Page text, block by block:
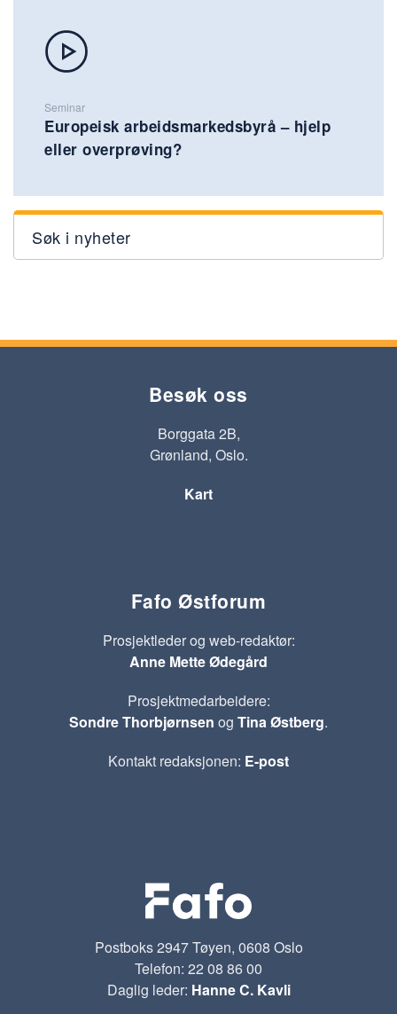
Seminar
Europeisk arbeidsmarkedsbyrå – hjelp
eller overprøving?
Søk i nyheter
Besøk oss
Borggata 2B,
Grønland, Oslo.
Kart
Fafo Østforum
Prosjektleder og web-redaktør:
Anne Mette Ødegård
Prosjektmedarbeidere:
Sondre Thorbjørnsen og Tina Østberg.
Kontakt redaksjonen: E-post
Postboks 2947 Tøyen, 0608 Oslo
Telefon: 22 08 86 00
Daglig leder: Hanne C. Kavli